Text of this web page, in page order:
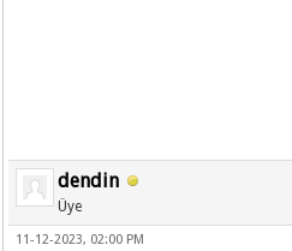
dendin
Üye
11-12-2023, 02:00 PM